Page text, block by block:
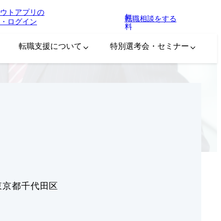
トアプリの
ログイン
無
料
転職相談をする
転職支援について 特別選考会・セミナー
京都千代田区